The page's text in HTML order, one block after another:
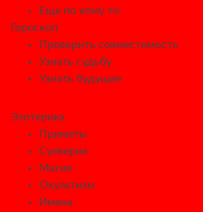
Еще по кому то
Гороскоп
Проверить совместимость
Узнать судьбу
Узнать будущее
Эзотерика
Приметы
Суеверия
Магия
Окультизм
Имена